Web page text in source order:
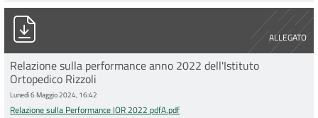
ALLEGATO
Relazione sulla Performance IOR 2022 pdfA.pdf
Relazione sulla performance anno 2022 dell'Istituto
Ortopedico Rizzoli
Lunedì 6 Maggio 2024, 16:42
Relazione sulla Performance IOR 2022 pdfA.pdf